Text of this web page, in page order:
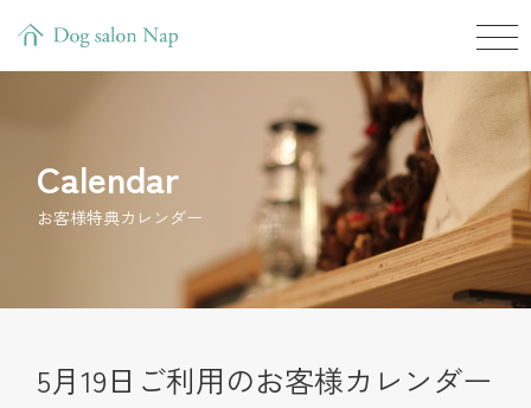
Calendar
お客様特典カレンダー
5月19日ご利用のお客様カレンダー